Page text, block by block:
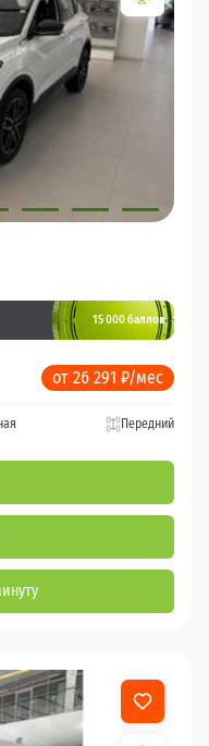
15 000 баллов
от 26 291 ₽/мес
Передний